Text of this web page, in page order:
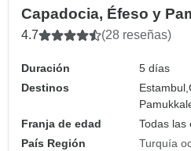
Capadocia, Éfeso y
4.7 (28 reseñas)
Duración
5 días
Destinos
Estambul,
Franja de edad
Todas las
País Región
Turquía